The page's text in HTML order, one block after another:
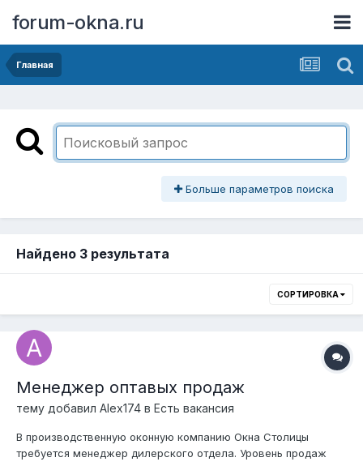
forum-okna.ru
Главная
Больше параметров поиска
Найдено 3 результата
СОРТИРОВКА
Менеджер оптавых продаж
тему добавил Alex174 в Есть вакансия
В производственную оконную компанию Окна Столицы
требуется менеджер дилерского отдела. Уровень продаж